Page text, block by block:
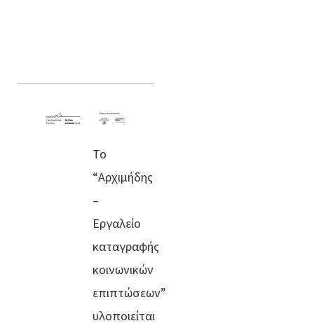
Το
“Αρχιμήδης
–
Εργαλείο
καταγραφής
κοινωνικών
επιπτώσεων”
υλοποιείται